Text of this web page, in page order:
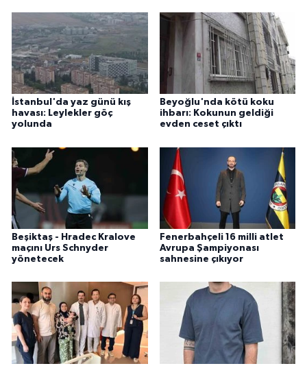
İstanbul'da yaz günü kış
havası: Leylekler göç
yolunda
Beyoğlu'nda kötü koku
ihbarı: Kokunun geldiği
evden ceset çıktı
Beşiktaş - Hradec Kralove
maçını Urs Schnyder
yönetecek
Fenerbahçeli 16 milli atlet
Avrupa Şampiyonası
sahnesine çıkıyor